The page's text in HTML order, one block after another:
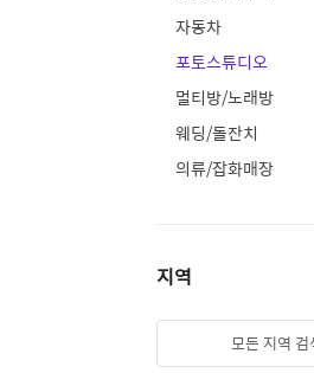
자동차
포토스튜디오
멀티방/노래방
웨딩/돌잔치
의류/잡화매장
지역
모든 지역 검